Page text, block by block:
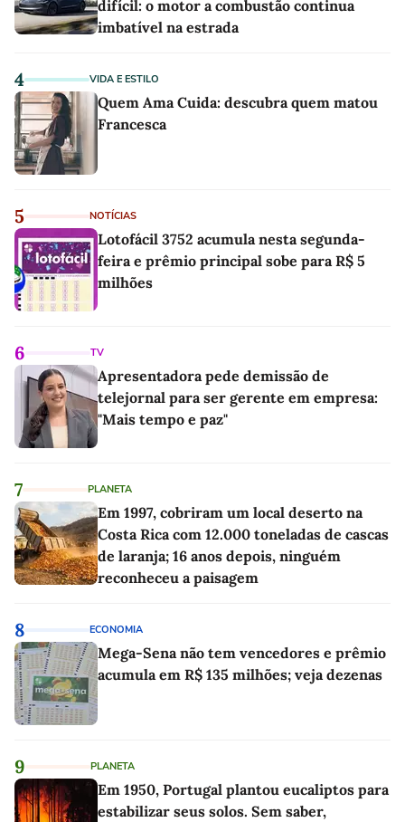
difícil: o motor a combustão continua
imbatível na estrada
4 VIDA E ESTILO
Quem Ama Cuida: descubra quem matou
Francesca
5 NOTÍCIAS
Lotofácil 3752 acumula nesta segunda-
feira e prêmio principal sobe para R$ 5
milhões
6 TV
Apresentadora pede demissão de
telejornal para ser gerente em empresa:
"Mais tempo e paz"
7 PLANETA
Em 1997, cobriram um local deserto na
Costa Rica com 12.000 toneladas de cascas
de laranja; 16 anos depois, ninguém
reconheceu a paisagem
8 ECONOMIA
Mega-Sena não tem vencedores e prêmio
acumula em R$ 135 milhões; veja dezenas
9 PLANETA
Em 1950, Portugal plantou eucaliptos para
estabilizar seus solos. Sem saber,